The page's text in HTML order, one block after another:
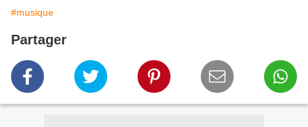
#musique
Partager